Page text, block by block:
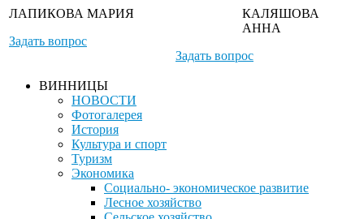
ЛАПИКОВА МАРИЯ
Задать вопрос
КАЛЯШОВА
АННА
Задать вопрос
ВИННИЦЫ
НОВОСТИ
Фотогалерея
История
Культура и спорт
Туризм
Экономика
Социально- экономическое развитие
Лесное хозяйство